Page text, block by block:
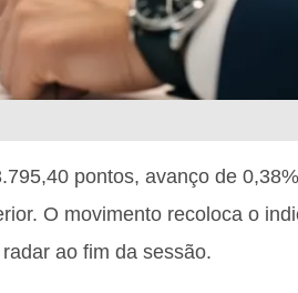
pontos, avanço de 0,38%
O movimento recoloca o
ao fim da sessão.